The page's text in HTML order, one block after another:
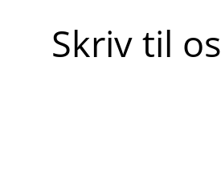
Skriv til os